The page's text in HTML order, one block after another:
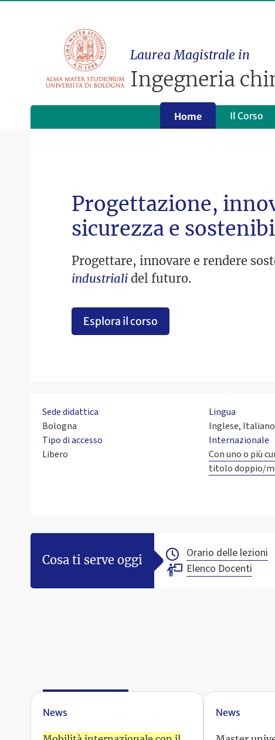
Laurea Magistrale in
Ingegneria
Home Il Corso
Progettazione,
sicurezza e
Progettare, innovare e rendere
industrialidel futuro.
Esplora il corso
Sede didattica
Bologna
Lingua
Inglese, Italiano
Tipo di accesso
Libero
Internazionale
Con uno o più
titolo doppio/
Cosa ti serve oggi Orario delle lezioni
Elenco Docenti
News News